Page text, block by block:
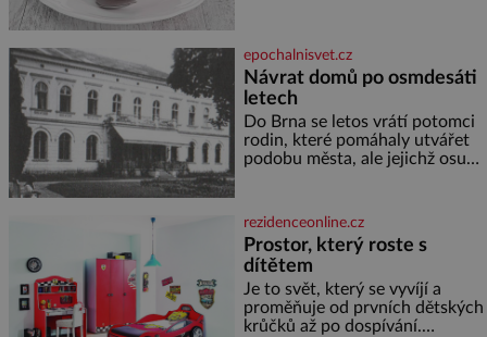
cukru krystal 1 lžíci medu 200 g
zakysané sm
epochalnisvet.cz
Návrat domů po osmdesáti
letech
Do Brna se letos vrátí potomci
rodin, které pomáhaly utvářet
podobu města, ale jejichž osudy
Placzek, Löw-Beer, Fuhrmann,
Kohn a Stiassni se stanou
jednou z hlavních
dramaturgických linií festivalu
židovské kultury ŠTETL FEST
2026. Některé návraty nejsou
jednoduché. Místa, která si
rezidenceonline.cz
Prostor, který roste s
dítětem
Je to svět, který se vyvíjí a
proměňuje od prvních dětských
krůčků až po dospívání.